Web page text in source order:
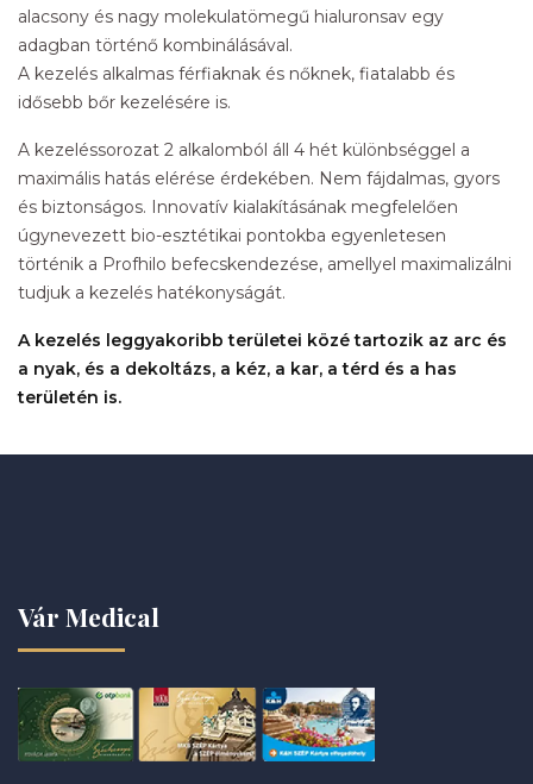
alacsony és nagy molekulatömegű hialuronsav egy
adagban történő kombinálásával.
A kezelés alkalmas férfiaknak és nőknek, fiatalabb és
idősebb bőr kezelésére is.
A kezeléssorozat 2 alkalomból áll 4 hét különbséggel a
maximális hatás elérése érdekében. Nem fájdalmas, gyors
és biztonságos. Innovatív kialakításának megfelelően
úgynevezett bio-esztétikai pontokba egyenletesen
történik a Profhilo befecskendezése, amellyel maximalizálni
tudjuk a kezelés hatékonyságát.
A kezelés leggyakoribb területei közé tartozik az arc és
a nyak, és a dekoltázs, a kéz, a kar, a térd és a has
területén is.
Vár Medical